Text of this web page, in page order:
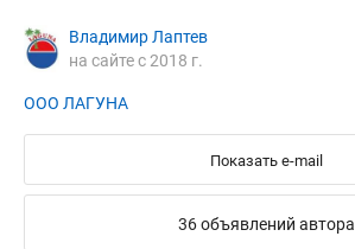
Владимир Лаптев
на сайте с 2018 г.
ООО ЛАГУНА
Показать e-mail
36 объявлений автора